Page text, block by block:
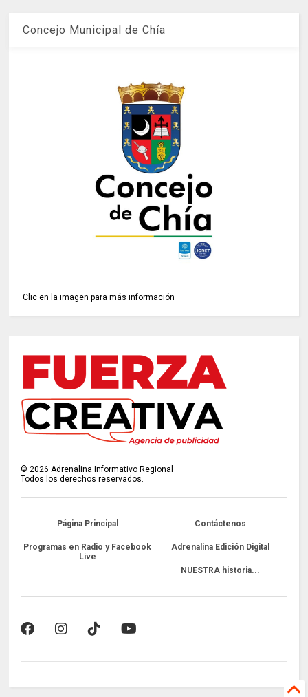
Concejo Municipal de Chía
Clic en la imagen para más información
©2026 Adrenalina Informativo Regional
Todos los derechos reservados.
Página Principal Contáctenos
Programas en Radio y Facebook
Live
Adrenalina Edición Digital
NUESTRA historia...